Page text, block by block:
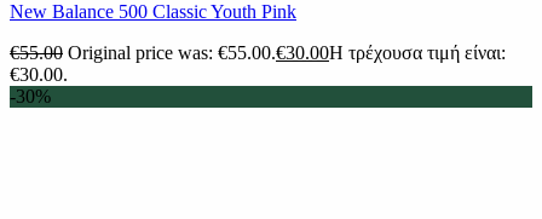
New Balance 500 Classic Youth Pink
€55.00 Original price was: €55.00.€30.00Η τρέχουσα τιμή είναι:
€30.00.
-30%